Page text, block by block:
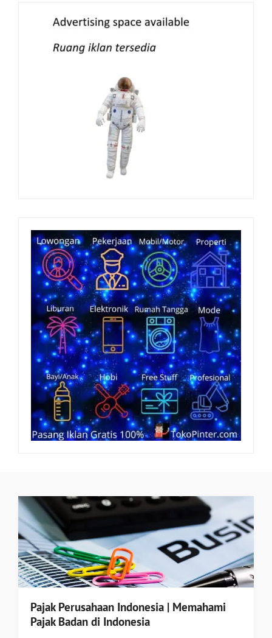
Pajak Perusahaan Indonesia | Memahami
Pajak Badan di Indonesia